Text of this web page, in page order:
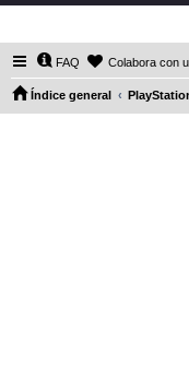
FAQ Colabora con
Índice general